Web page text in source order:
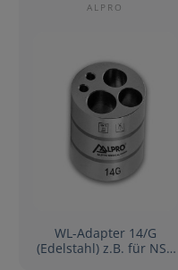
ALPRO
WL-Adapter 14/G
(Edelstahl) z.B. für NSK